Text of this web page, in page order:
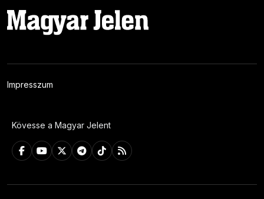
Impresszum
Kövesse a Magyar Jelent